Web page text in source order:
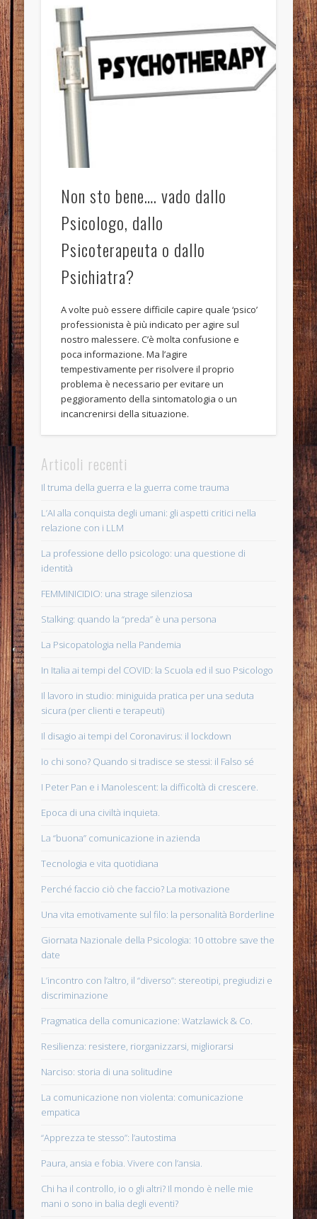
Non sto bene…. vado dallo
Psicologo, dallo
Psicoterapeuta o dallo
Psichiatra?
A volte può essere difficile capire quale ‘psico’
professionista è più indicato per agire sul
nostro malessere. C’è molta confusione e
poca informazione. Ma l’agire
tempestivamente per risolvere il proprio
problema è necessario per evitare un
peggioramento della sintomatologia o un
incancrenirsi della situazione.
Articoli recenti
Il truma della guerra e la guerra come trauma
L’AI alla conquista degli umani: gli aspetti critici nella
relazione con i LLM
La professione dello psicologo: una questione di
identità
FEMMINICIDIO: una strage silenziosa
Stalking: quando la “preda” è una persona
La Psicopatologia nella Pandemia
In Italia ai tempi del COVID: la Scuola ed il suo Psicologo
Il lavoro in studio: miniguida pratica per una seduta
sicura (per clienti e terapeuti)
Il disagio ai tempi del Coronavirus: il lockdown
Io chi sono? Quando si tradisce se stessi: il Falso sé
I Peter Pan e i Manolescent: la difficoltà di crescere.
Epoca di una civiltà inquieta.
La “buona” comunicazione in azienda
Tecnologia e vita quotidiana
Perché faccio ciò che faccio? La motivazione
Una vita emotivamente sul filo: la personalità Borderline
Giornata Nazionale della Psicologia: 10 ottobre save the
date
L’incontro con l’altro, il “diverso”: stereotipi, pregiudizi e
discriminazione
Pragmatica della comunicazione: Watzlawick & Co.
Resilienza: resistere, riorganizzarsi, migliorarsi
Narciso: storia di una solitudine
La comunicazione non violenta: comunicazione
empatica
“Apprezza te stesso”: l’autostima
Paura, ansia e fobia. Vivere con l’ansia.
Chi ha il controllo, io o gli altri? Il mondo è nelle mie
mani o sono in balia degli eventi?